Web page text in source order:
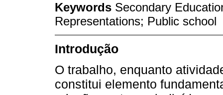
Keywords Secondary
Representations; Public school
Introdução
O trabalho, enquanto
constitui elemento